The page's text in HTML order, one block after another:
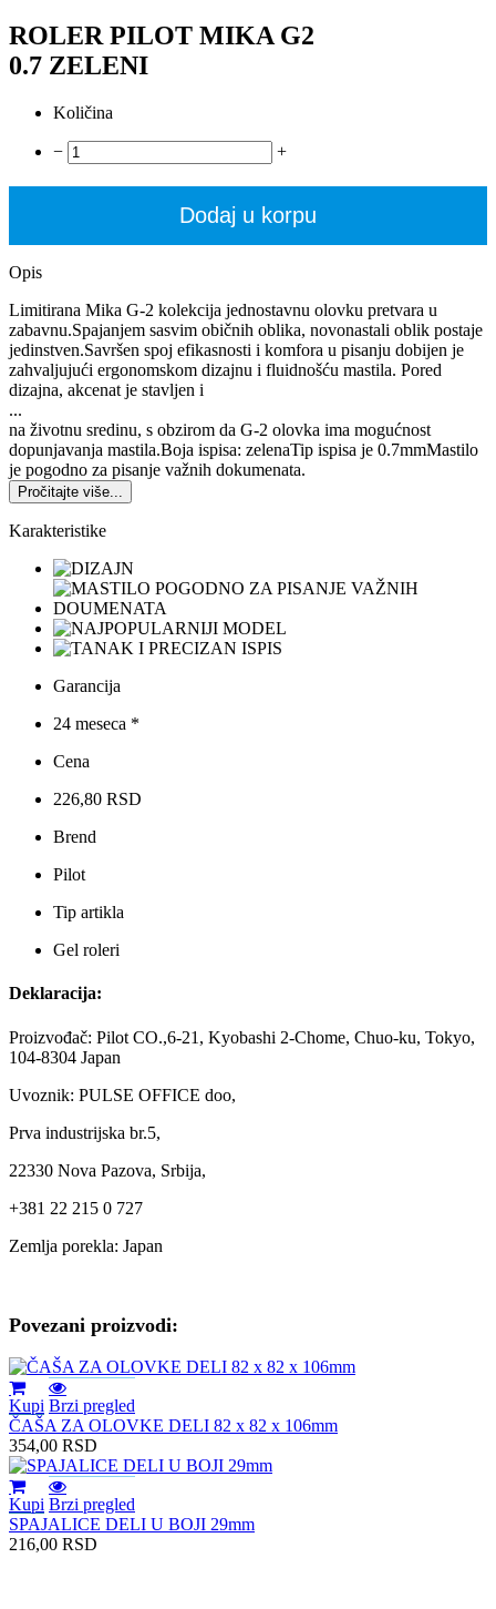
ROLER PILOT MIKA G2
0.7 ZELENI
Količina
− +
Dodaj u korpu
Opis
Limitirana Mika G-2 kolekcija jednostavnu olovku pretvara u
zabavnu.Spajanjem sasvim običnih oblika, novonastali oblik postaje
jedinstven.Savršen spoj efikasnosti i komfora u pisanju dobijen je
zahvaljujući ergonomskom dizajnu i fluidnošću mastila. Pored
dizajna, akcenat je stavljen i
...
na životnu sredinu, s obzirom da G-2 olovka ima mogućnost
dopunjavanja mastila.Boja ispisa: zelenaTip ispisa je 0.7mmMastilo
je pogodno za pisanje važnih dokumenata.
Pročitajte više...
Karakteristike
Garancija
24 meseca *
Cena
226,80 RSD
Brend
Pilot
Tip artikla
Gel roleri
Deklaracija:
Proizvođač: Pilot CO.,6-21, Kyobashi 2-Chome, Chuo-ku, Tokyo,
104-8304 Japan
Uvoznik: PULSE OFFICE doo,
Prva industrijska br.5,
22330 Nova Pazova, Srbija,
+381 22 215 0 727
Zemlja porekla: Japan
Povezani proizvodi:
Kupi Brzi pregled
ČAŠA ZA OLOVKE DELI 82 x 82 x 106mm
354,00 RSD
Kupi Brzi pregled
SPAJALICE DELI U BOJI 29mm
216,00 RSD